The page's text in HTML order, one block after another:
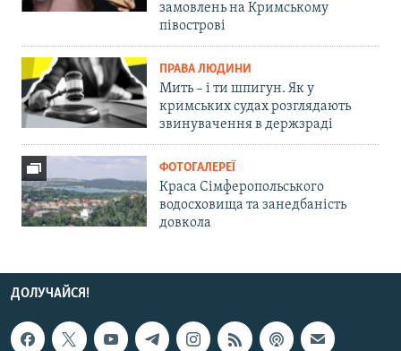
замовлень на Кримському
півострові
ПРАВА ЛЮДИНИ
Мить – і ти шпигун. Як у
кримських судах розглядають
звинувачення в держзраді
ФОТОГАЛЕРЕЇ
Краса Сімферопольського
водосховища та занедбаність
довкола
ДОЛУЧАЙСЯ!